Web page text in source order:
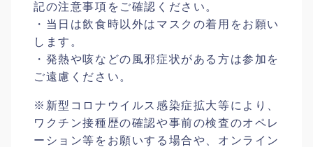
記の注意事項をご確認ください。
・当日は飲食時以外はマスクの着用をお願い
します。
・発熱や咳などの風邪症状がある方は参加を
ご遠慮ください。
※新型コロナウイルス感染症拡大等により、
ワクチン接種歴の確認や事前の検査のオペレ
ーション等をお願いする場合や、オンライン